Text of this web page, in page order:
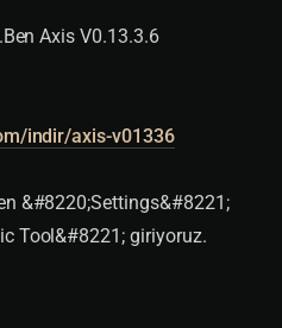
Axis V0.13.3.6
indir/axis-v01336
&#8220;Settings&#8221;
Tool&#8221; giriyoruz.